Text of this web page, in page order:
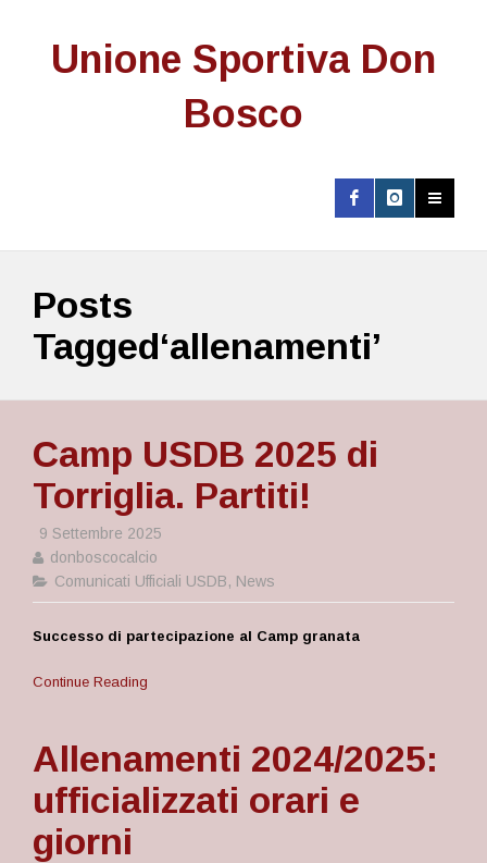
Unione Sportiva Don
Bosco
Posts
Tagged‘allenamenti’
Camp USDB 2025 di
Torriglia. Partiti!
9 Settembre 2025
donboscocalcio
Comunicati Ufficiali USDB, News
Successo di partecipazione al Camp granata
Continue Reading
Allenamenti 2024/2025:
ufficializzati orari e
giorni